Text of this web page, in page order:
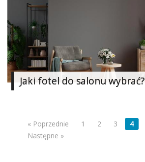
Jaki fotel do salonu wybrać?
« Poprzednie 1 2 3 4
Następne »